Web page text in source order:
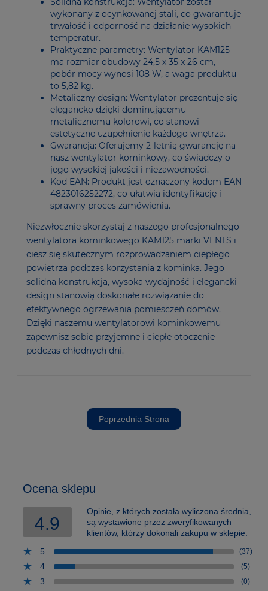
wykonany z ocynkowanej stali, co gwarantuje
trwałość i odporność na działanie wysokich
temperatur.
Praktyczne parametry: Wentylator KAM125
ma rozmiar obudowy 24,5 x 35 x 26 cm,
pobór mocy wynosi 108 W, a waga produktu
to 5,82 kg.
Metaliczny design: Wentylator prezentuje się
elegancko dzięki dominującemu
metalicznemu kolorowi, co stanowi
estetyczne uzupełnienie każdego wnętrza.
Gwarancja: Oferujemy 2-letnią gwarancję na
nasz wentylator kominkowy, co świadczy o
jego wysokiej jakości i niezawodności.
Kod EAN: Produkt jest oznaczony kodem EAN
4823016252272, co ułatwia identyfikację i
sprawny proces zamówienia.
Niezwłocznie skorzystaj z naszego profesjonalnego
wentylatora kominkowego KAM125 marki VENTS i
ciesz się skutecznym rozprowadzaniem ciepłego
powietrza podczas korzystania z kominka. Jego
solidna konstrukcja, wysoka wydajność i elegancki
design stanowią doskonałe rozwiązanie do
efektywnego ogrzewania pomiesczeń domów.
Dzięki naszemu wentylatorowi kominkowemu
zapewnisz sobie przyjemne i ciepłe otoczenie
podczas chłodnych dni.
Poprzednia Strona
Ocena sklepu
4.9
Opinie, z których została wyliczona średnia,
są wystawione przez zweryfikowanych
klientów, którzy dokonali zakupu w sklepie.
5
(37)
4 (5)
3 (0)